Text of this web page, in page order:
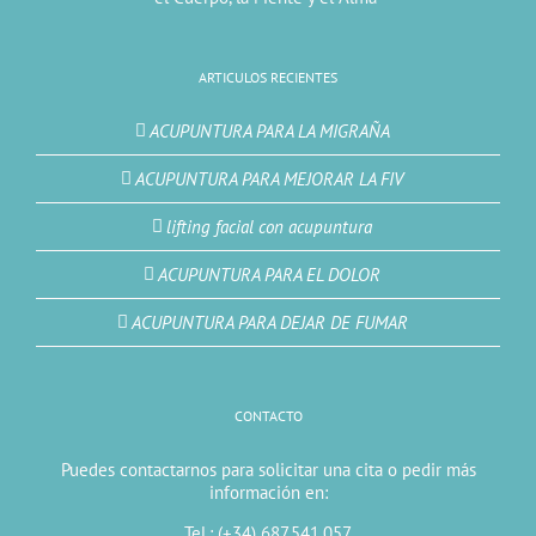
ARTICULOS RECIENTES
ACUPUNTURA PARA LA MIGRAÑA
ACUPUNTURA PARA MEJORAR LA FIV
lifting facial con acupuntura
ACUPUNTURA PARA EL DOLOR
ACUPUNTURA PARA DEJAR DE FUMAR
CONTACTO
Puedes contactarnos para solicitar una cita o pedir más
información en: